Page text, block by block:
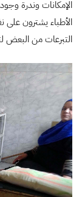
الإمكانات وندرة
الأطباء يشترون
التبرعات من البعض